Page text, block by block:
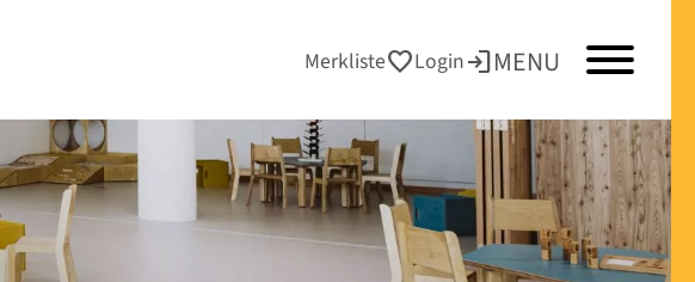
MerklistefavoriteLoginloginMENU